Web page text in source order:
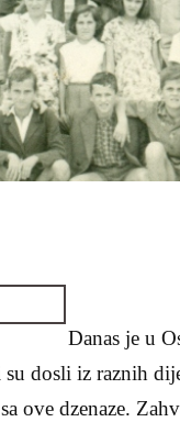
Danas je u
dosli iz raznih
ove dzenaze.